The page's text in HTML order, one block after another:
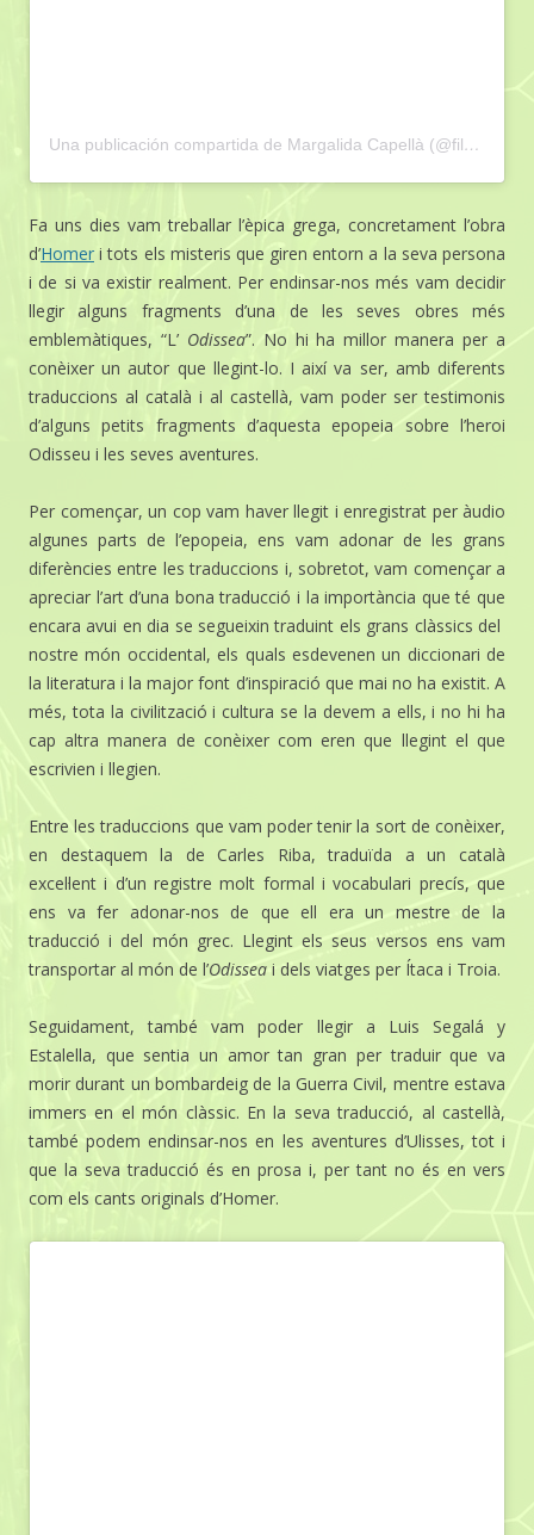
Una publicación compartida de Margalida Capellà (@filaracne)
Fa uns dies vam treballar l’èpica grega, concretament l’obra
d’Homer i tots els misteris que giren entorn a la seva persona
i de si va existir realment. Per endinsar-nos més vam decidir
llegir alguns fragments d’una de les seves obres més
emblemàtiques, “L’ Odissea”. No hi ha millor manera per a
conèixer un autor que llegint-lo. I així va ser, amb diferents
traduccions al català i al castellà, vam poder ser testimonis
d’alguns petits fragments d’aquesta epopeia sobre l’heroi
Odisseu i les seves aventures.
Per començar, un cop vam haver llegit i enregistrat per àudio
algunes parts de l’epopeia, ens vam adonar de les grans
diferències entre les traduccions i, sobretot, vam començar a
apreciar l’art d’una bona traducció i la importància que té que
encara avui en dia se segueixin traduint els grans clàssics del
nostre món occidental, els quals esdevenen un diccionari de
la literatura i la major font d’inspiració que mai no ha existit. A
més, tota la civilització i cultura se la devem a ells, i no hi ha
cap altra manera de conèixer com eren que llegint el que
escrivien i llegien.
Entre les traduccions que vam poder tenir la sort de conèixer,
en destaquem la de Carles Riba, traduïda a un català
excel·lent i d’un registre molt formal i vocabulari precís, que
ens va fer adonar-nos de que ell era un mestre de la
traducció i del món grec. Llegint els seus versos ens vam
transportar al món de l’Odissea i dels viatges per Ítaca i Troia.
Seguidament, també vam poder llegir a Luis Segalá y
Estalella, que sentia un amor tan gran per traduir que va
morir durant un bombardeig de la Guerra Civil, mentre estava
immers en el món clàssic. En la seva traducció, al castellà,
també podem endinsar-nos en les aventures d’Ulisses, tot i
que la seva traducció és en prosa i, per tant no és en vers
com els cants originals d’Homer.